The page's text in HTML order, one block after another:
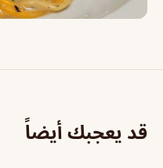
قد يعجبك أيضاً